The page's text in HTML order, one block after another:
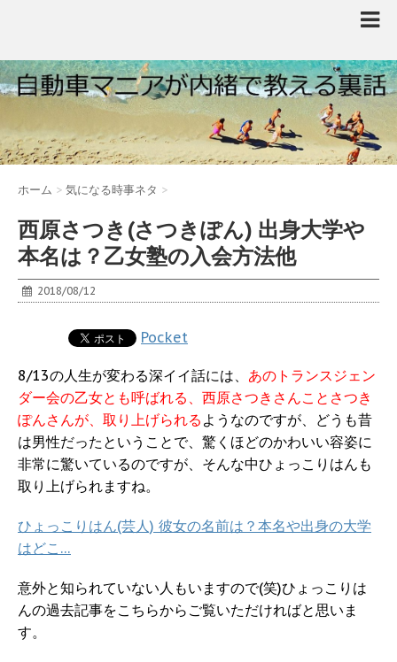
ホーム > 気になる時事ネタ >
西原さつき(さつきぽん) 出身大学や
本名は？乙女塾の入会方法他
2018/08/12
Pocket
8/13の人生が変わる深イイ話には、 あのトランスジェン
ダー会の乙女とも呼ばれる、西原さつきさんことさつき
ぽんさんが、取り上げられる ようなのですが、どうも昔
は男性だったということで、驚くほどのかわいい容姿に
非常に驚いているのですが、そんな中ひょっこりはんも
取り上げられますね。
ひょっこりはん(芸人) 彼女の名前は？本名や出身の大学
はどこ…
意外と知られていない人もいますので(笑)ひょっこりは
んの過去記事をこちらからご覧いただければと思いま
す。